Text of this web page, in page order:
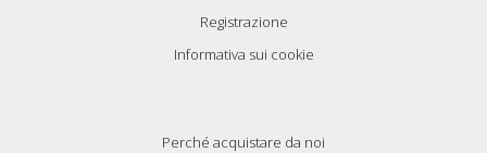
Registrazione
Informativa sui cookie
Perché acquistare da noi